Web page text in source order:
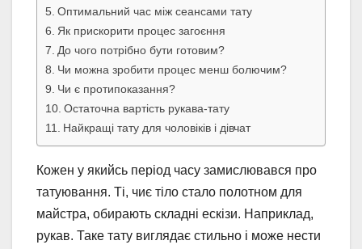
Оптимальний час між сеансами тату
Як прискорити процес загоєння
До чого потрібно бути готовим?
Чи можна зробити процес менш болючим?
Чи є протипоказання?
Остаточна вартість рукава-тату
Найкращі тату для чоловіків і дівчат
Кожен у якийсь період часу замислювався про
татуювання. Ті, чиє тіло стало полотном для
майстра, обирають складні ескізи. Наприклад,
рукав. Таке тату виглядає стильно і може нести